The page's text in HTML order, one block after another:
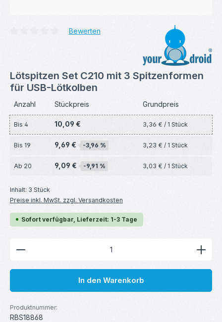
Durchschnittliche Bewertung von 0 von 5 Sternen
Bewerten
Lötspitzen Set C210 mit 3 Spitzenformen
für USB-Lötkolben
Anzahl Stückpreis Grundpreis
Bis 4 10,09 € 3,36 € / 1 Stück
Bis 19 9,69 € -3,96 % 3,23 € / 1 Stück
Ab 20 9,09 € -9,91 % 3,03 € / 1 Stück
Inhalt: 3 Stück
Preise inkl. MwSt. zzgl. Versandkosten
Sofort verfügbar, Lieferzeit: 1-3 Tage
Produkt Anzahl: Gib den gewünschten Wert ein
In den Warenkorb
Produktnummer:
RBS18868